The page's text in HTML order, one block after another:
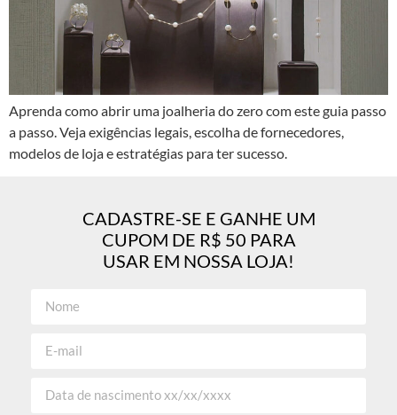
Aprenda como abrir uma joalheria do zero com este guia passo
a passo. Veja exigências legais, escolha de fornecedores,
modelos de loja e estratégias para ter sucesso.
CADASTRE-SE E GANHE UM
CUPOM DE R$ 50 PARA
USAR EM NOSSA LOJA!